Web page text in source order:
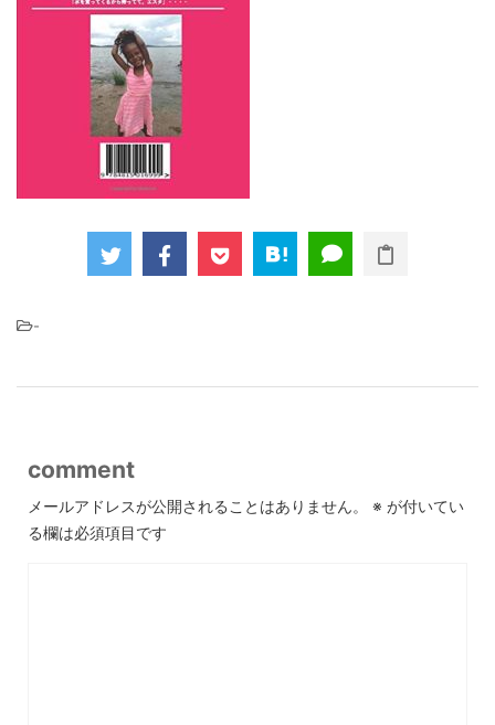
-
comment
メールアドレスが公開されることはありません。 ※ が付いてい
る欄は必須項目です